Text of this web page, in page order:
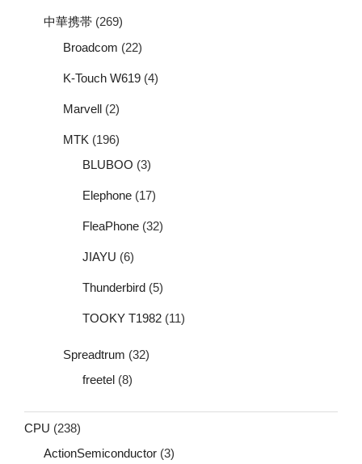
中華携帯 (269)
Broadcom (22)
K-Touch W619 (4)
Marvell (2)
MTK (196)
BLUBOO (3)
Elephone (17)
FleaPhone (32)
JIAYU (6)
Thunderbird (5)
TOOKY T1982 (11)
Spreadtrum (32)
freetel (8)
CPU (238)
ActionSemiconductor (3)